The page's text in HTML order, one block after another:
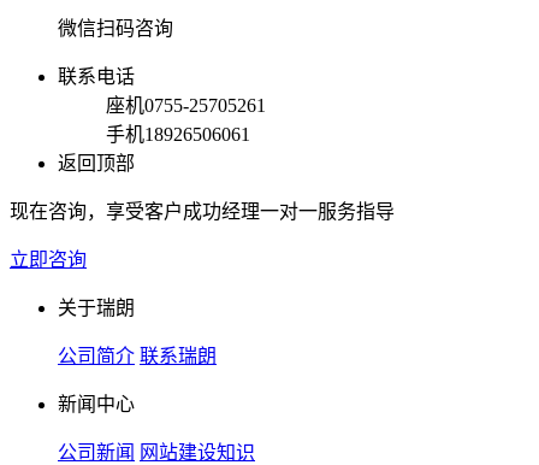
微信扫码咨询
联系电话
座机0755-25705261
手机18926506061
返回顶部
现在咨询，享受客户成功经理一对一服务指导
立即咨询
关于瑞朗
公司简介 联系瑞朗
新闻中心
公司新闻 网站建设知识